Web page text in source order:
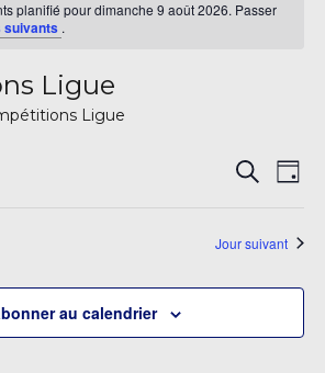
planifié pour dimanche 9 août 2026. Passer
suivants .
Ligue
Ligue
de
vues
Jour
Jour suivant
au calendrier